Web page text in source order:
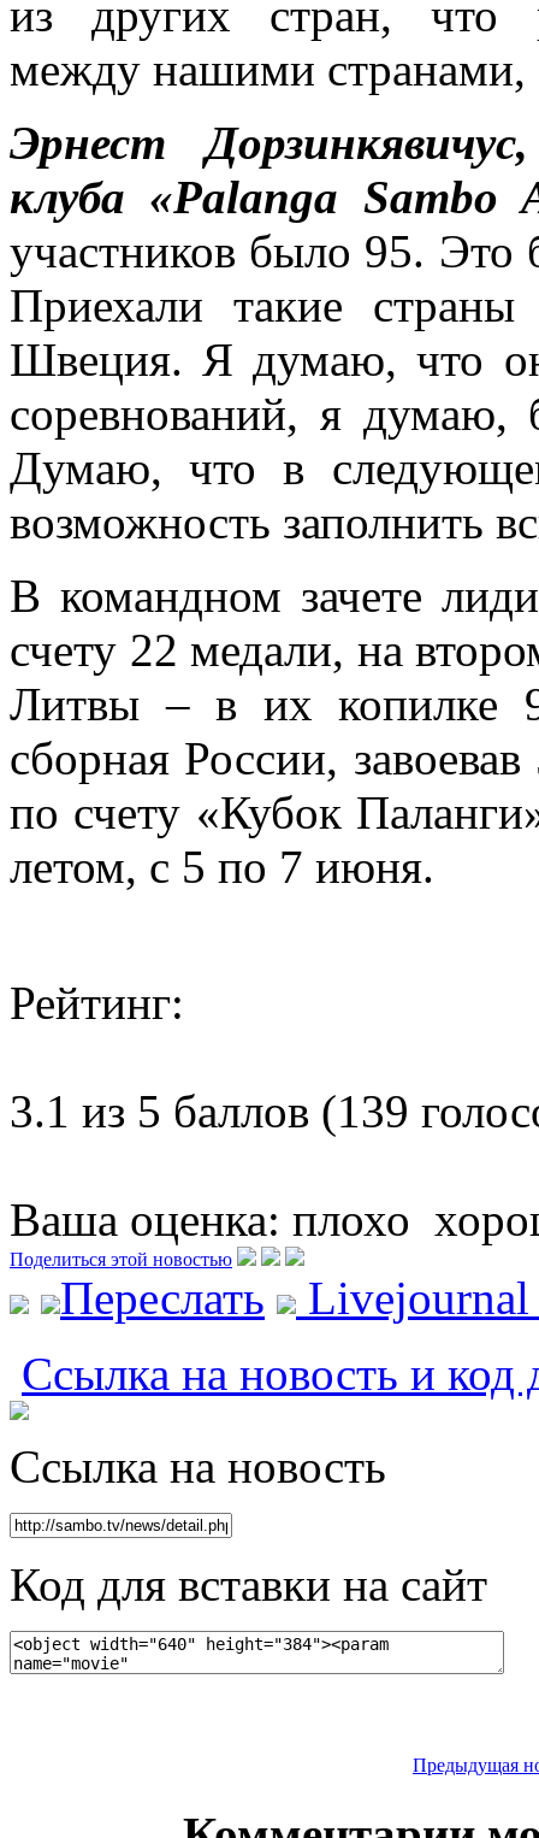
из других стран, что
между нашими
Эрнест
клуба «Palanga Sambo
участников было 95. Это
Приехали такие
Швеция. Я думаю, что
соревнований, я
Думаю, что в
возможность заполнить
В командном зачете
счету 22 медали, на
Литвы – в их копилке 9
сборная России,
по счету «Кубок
летом, с 5 по 7 июня.
Рейтинг:
3.1 из 5 баллов (139
Ваша оценка: плохо
Поделиться этой новостью
Переслать
Ссылка на новость и код
Ссылка на новость
Код для вставки на сайт
Предыдущая